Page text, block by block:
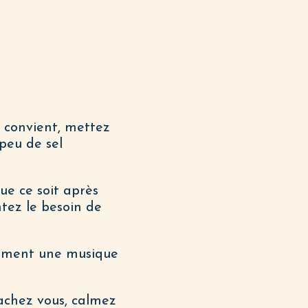
mettez
de sel
ce soit après
le besoin de
une musique
vous, calmez